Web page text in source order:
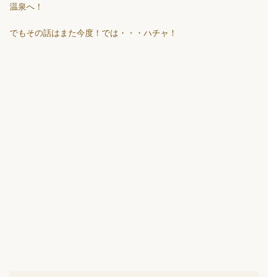
温泉へ！
でもその話はまた今度！では・・・ハチャ！